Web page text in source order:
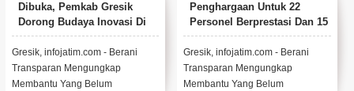
Siapkan Penitipan
Kendaraan Gratis untuk
Warga
Menjelang libur Natal dan Tahun
Baru 2025. Polres Gresik
meluncurkan inovasi layanan
Rovan Richard Mahenu
Dipromosikan ke Divpropam
Mabes Polri
(Kiri) AKBP Ramadhan Nasution
(Kanan) AKBP Rovan Richard
Mahenu bersama Gus Aulia Ketua